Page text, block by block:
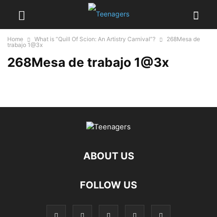
Home What is “Quill Of Scion: An Artistry Carnival”?
268Mesa de
trabajo 1@3x
268Mesa de trabajo 1@3x
ABOUT US
FOLLOW US